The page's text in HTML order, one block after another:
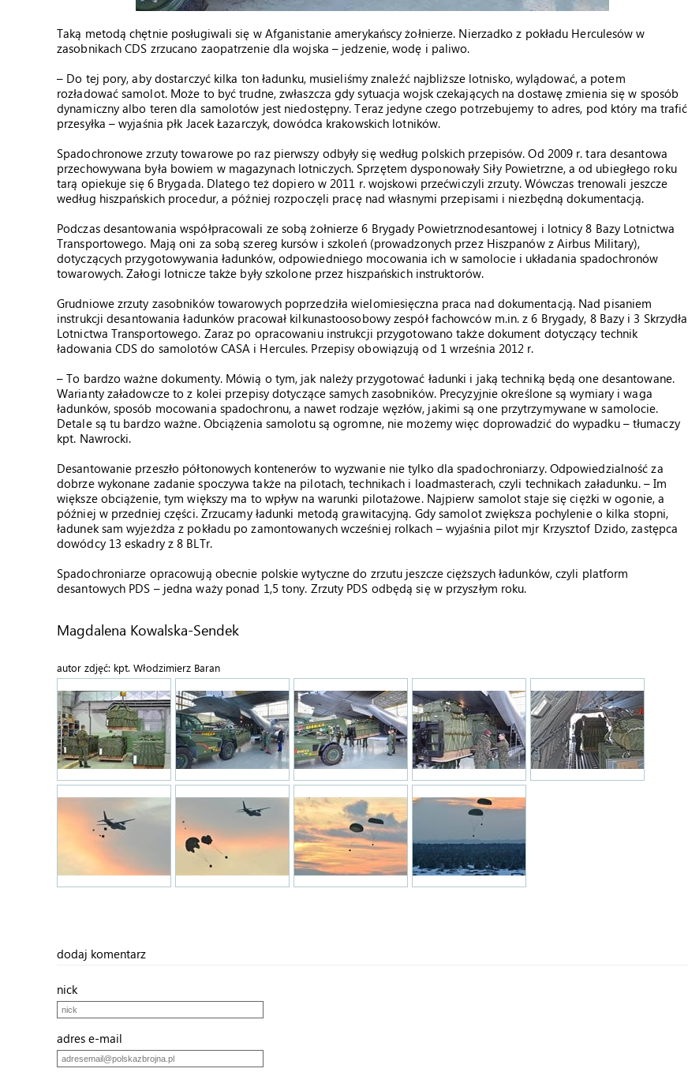
Taką metodą chętnie posługiwali się w Afganistanie amerykańscy żołnierze. Nierzadko z pokładu Herculesów w
zasobnikach CDS zrzucano zaopatrzenie dla wojska – jedzenie, wodę i paliwo.
– Do tej pory, aby dostarczyć kilka ton ładunku, musieliśmy znaleźć najbliższe lotnisko, wylądować, a potem
rozładować samolot. Może to być trudne, zwłaszcza gdy sytuacja wojsk czekających na dostawę zmienia się w sposób
dynamiczny albo teren dla samolotów jest niedostępny. Teraz jedyne czego potrzebujemy to adres, pod który ma trafić
przesyłka – wyjaśnia płk Jacek Łazarczyk, dowódca krakowskich lotników.
Spadochronowe zrzuty towarowe po raz pierwszy odbyły się według polskich przepisów. Od 2009 r. tara desantowa
przechowywana była bowiem w magazynach lotniczych. Sprzętem dysponowały Siły Powietrzne, a od ubiegłego roku
tarą opiekuje się 6 Brygada. Dlatego też dopiero w 2011 r. wojskowi przećwiczyli zrzuty. Wówczas trenowali jeszcze
według hiszpańskich procedur, a później rozpoczęli pracę nad własnymi przepisami i niezbędną dokumentacją.
Podczas desantowania współpracowali ze sobą żołnierze 6 Brygady Powietrznodesantowej i lotnicy 8 Bazy Lotnictwa
Transportowego. Mają oni za sobą szereg kursów i szkoleń (prowadzonych przez Hiszpanów z Airbus Military),
dotyczących przygotowywania ładunków, odpowiedniego mocowania ich w samolocie i układania spadochronów
towarowych. Załogi lotnicze także były szkolone przez hiszpańskich instruktorów.
Grudniowe zrzuty zasobników towarowych poprzedziła wielomiesięczna praca nad dokumentacją. Nad pisaniem
instrukcji desantowania ładunków pracował kilkunastoosobowy zespół fachowców m.in. z 6 Brygady, 8 Bazy i 3 Skrzydła
Lotnictwa Transportowego. Zaraz po opracowaniu instrukcji przygotowano także dokument dotyczący technik
ładowania CDS do samolotów CASA i Hercules. Przepisy obowiązują od 1 września 2012 r.
– To bardzo ważne dokumenty. Mówią o tym, jak należy przygotować ładunki i jaką techniką będą one desantowane.
Warianty załadowcze to z kolei przepisy dotyczące samych zasobników. Precyzyjnie określone są wymiary i waga
ładunków, sposób mocowania spadochronu, a nawet rodzaje węzłów, jakimi są one przytrzymywane w samolocie.
Detale są tu bardzo ważne. Obciążenia samolotu są ogromne, nie możemy więc doprowadzić do wypadku – tłumaczy
kpt. Nawrocki.
Desantowanie przeszło półtonowych kontenerów to wyzwanie nie tylko dla spadochroniarzy. Odpowiedzialność za
dobrze wykonane zadanie spoczywa także na pilotach, technikach i loadmasterach, czyli technikach załadunku. – Im
większe obciążenie, tym większy ma to wpływ na warunki pilotażowe. Najpierw samolot staje się ciężki w ogonie, a
później w przedniej części. Zrzucamy ładunki metodą grawitacyjną. Gdy samolot zwiększa pochylenie o kilka stopni,
ładunek sam wyjeżdża z pokładu po zamontowanych wcześniej rolkach – wyjaśnia pilot mjr Krzysztof Dzido, zastępca
dowódcy 13 eskadry z 8 BLTr.
Spadochroniarze opracowują obecnie polskie wytyczne do zrzutu jeszcze cięższych ładunków, czyli platform
desantowych PDS – jedna waży ponad 1,5 tony. Zrzuty PDS odbędą się w przyszłym roku.
Magdalena Kowalska-Sendek
autor zdjęć: kpt. Włodzimierz Baran
dodaj komentarz
nick
adres e-mail